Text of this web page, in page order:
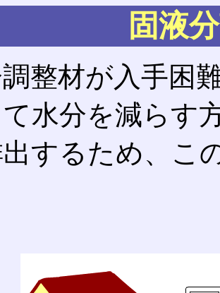
固液
整材が入手困
水分を減らす
するため、こ